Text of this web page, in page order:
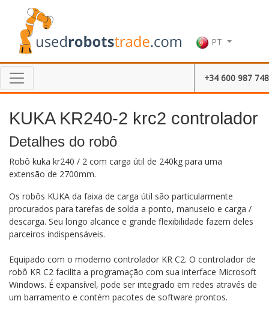
PT
+34 600 987 748
KUKA KR240-2 krc2 controlador
Detalhes do robô
Robô kuka kr240 / 2 com carga útil de 240kg para uma
extensão de 2700mm.
Os robôs KUKA da faixa de carga útil são particularmente
procurados para tarefas de solda a ponto, manuseio e carga /
descarga. Seu longo alcance e grande flexibilidade fazem deles
parceiros indispensáveis.
Equipado com o moderno controlador KR C2. O controlador de
robô KR C2 facilita a programação com sua interface Microsoft
Windows. É expansível, pode ser integrado em redes através de
um barramento e contém pacotes de software prontos.